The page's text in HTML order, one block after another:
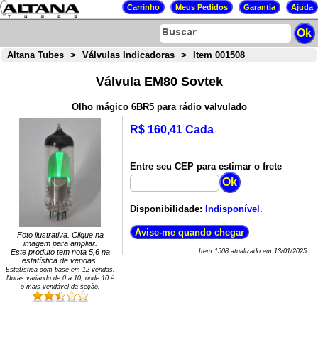
Altana Tubes > Válvulas Indicadoras > Item 001508
Válvula EM80 Sovtek
Olho mágico 6BR5 para rádio valvulado
Foto ilustrativa. Clique na
imagem para ampliar.
Este produto tem nota 5,6na
estatística de vendas.
Estatística com base em 12vendas.
Notas variando de 0a 10, onde 10 é
o mais vendável da seção.
R$ 160,41 Cada
Entre seu CEP para estimar o frete
Disponibilidade: Indisponível.
Item 1508atualizado em 13/01/2025